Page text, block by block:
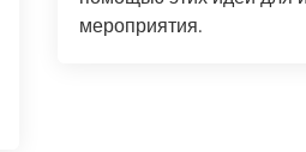
мероприятия.